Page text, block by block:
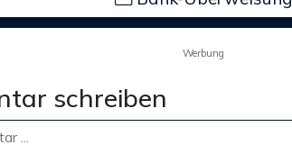
Werbung
schreiben